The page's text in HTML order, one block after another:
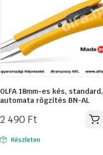
OLFA 18mm-es kés, standard,
automata rögzítés BN-AL
2 490 Ft
Készleten